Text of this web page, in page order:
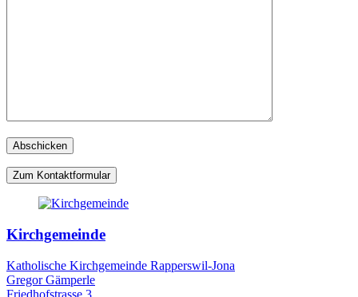
Zum Kontaktformular
Kirchgemeinde
Katholische Kirchgemeinde Rapperswil-Jona
Gregor Gämperle
Friedhofstrasse 3